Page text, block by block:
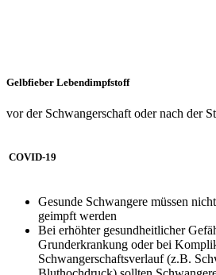
Gelbfieber Lebendimpfstoff
vor der Schwangerschaft oder nach der
COVID-19
Gesunde Schwangere müssen
geimpft werden
Bei erhöhter gesundheitlicher
Grunderkrankung oder bei
Schwangerschaftsverlauf (z.B.